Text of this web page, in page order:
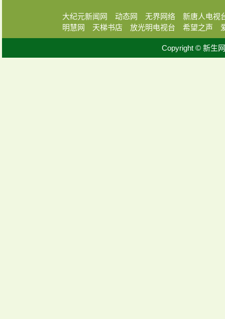
大纪元新闻网 动态网 无界网络
新唐人电视
明慧网
天梯书店 放光明电视台 希望之声
Copyright © 新生